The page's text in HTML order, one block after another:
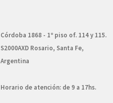
Córdoba 1868 - 1º piso of. 114 y 115.
S2000AXD Rosario, Santa Fe,
Argentina
Horario de atención: de 9 a 17hs.